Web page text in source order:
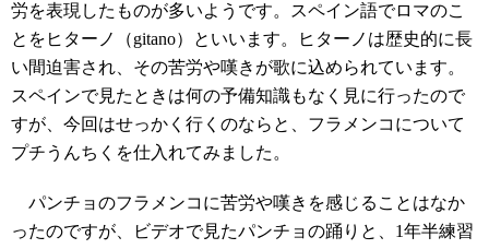
労を表現したものが多いようです。スペイン語でロマのこ
とをヒターノ（gitano）といいます。ヒターノは歴史的に長
い間迫害され、その苦労や嘆きが歌に込められています。
スペインで見たときは何の予備知識もなく見に行ったので
すが、今回はせっかく行くのならと、フラメンコについて
プチうんちくを仕入れてみました。
パンチョのフラメンコに苦労や嘆きを感じることはなか
ったのですが、ビデオで見たパンチョの踊りと、1年半練習